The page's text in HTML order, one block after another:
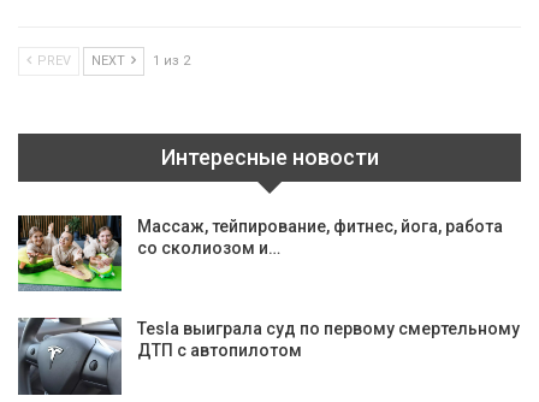
PREV NEXT 1 из 2
Интересные новости
Массаж, тейпирование, фитнес, йога, работа
со сколиозом и…
Tesla выиграла суд по первому смертельному
ДТП с автопилотом